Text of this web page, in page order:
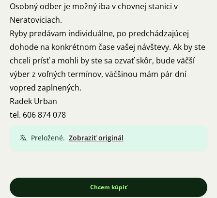
Osobný odber je možný iba v chovnej stanici v
Neratoviciach.
Ryby predávam individuálne, po predchádzajúcej
dohode na konkrétnom čase vašej návštevy. Ak by ste
chceli prísť a mohli by ste sa ozvať skôr, bude väčší
výber z voľných termínov, väčšinou mám pár dní
vopred zaplnených.
Radek Urban
tel. 606 874 078
Preložené. Zobraziť originál
Chcem kúpiť